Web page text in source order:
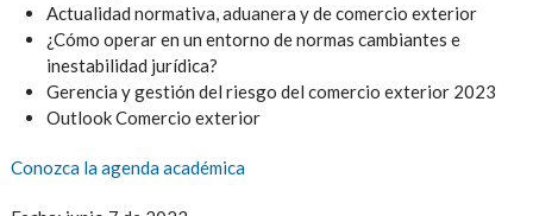
Actualidad normativa, aduanera y de comercio exterior
¿Cómo operar en un entorno de normas cambiantes e
inestabilidad jurídica?
Gerencia y gestión del riesgo del comercio exterior 2023
Outlook Comercio exterior
Conozca la agenda académica